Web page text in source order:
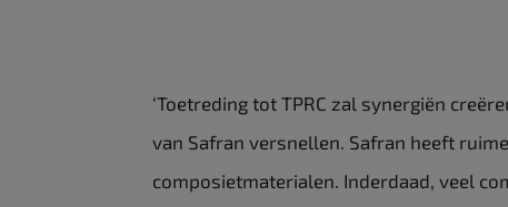
‘Toetreding tot TPRC zal synergiën
van Safran versnellen. Safran heeft
composietmaterialen. Inderdaad, veel